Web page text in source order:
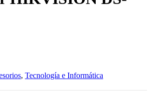
, Tecnología e Informática